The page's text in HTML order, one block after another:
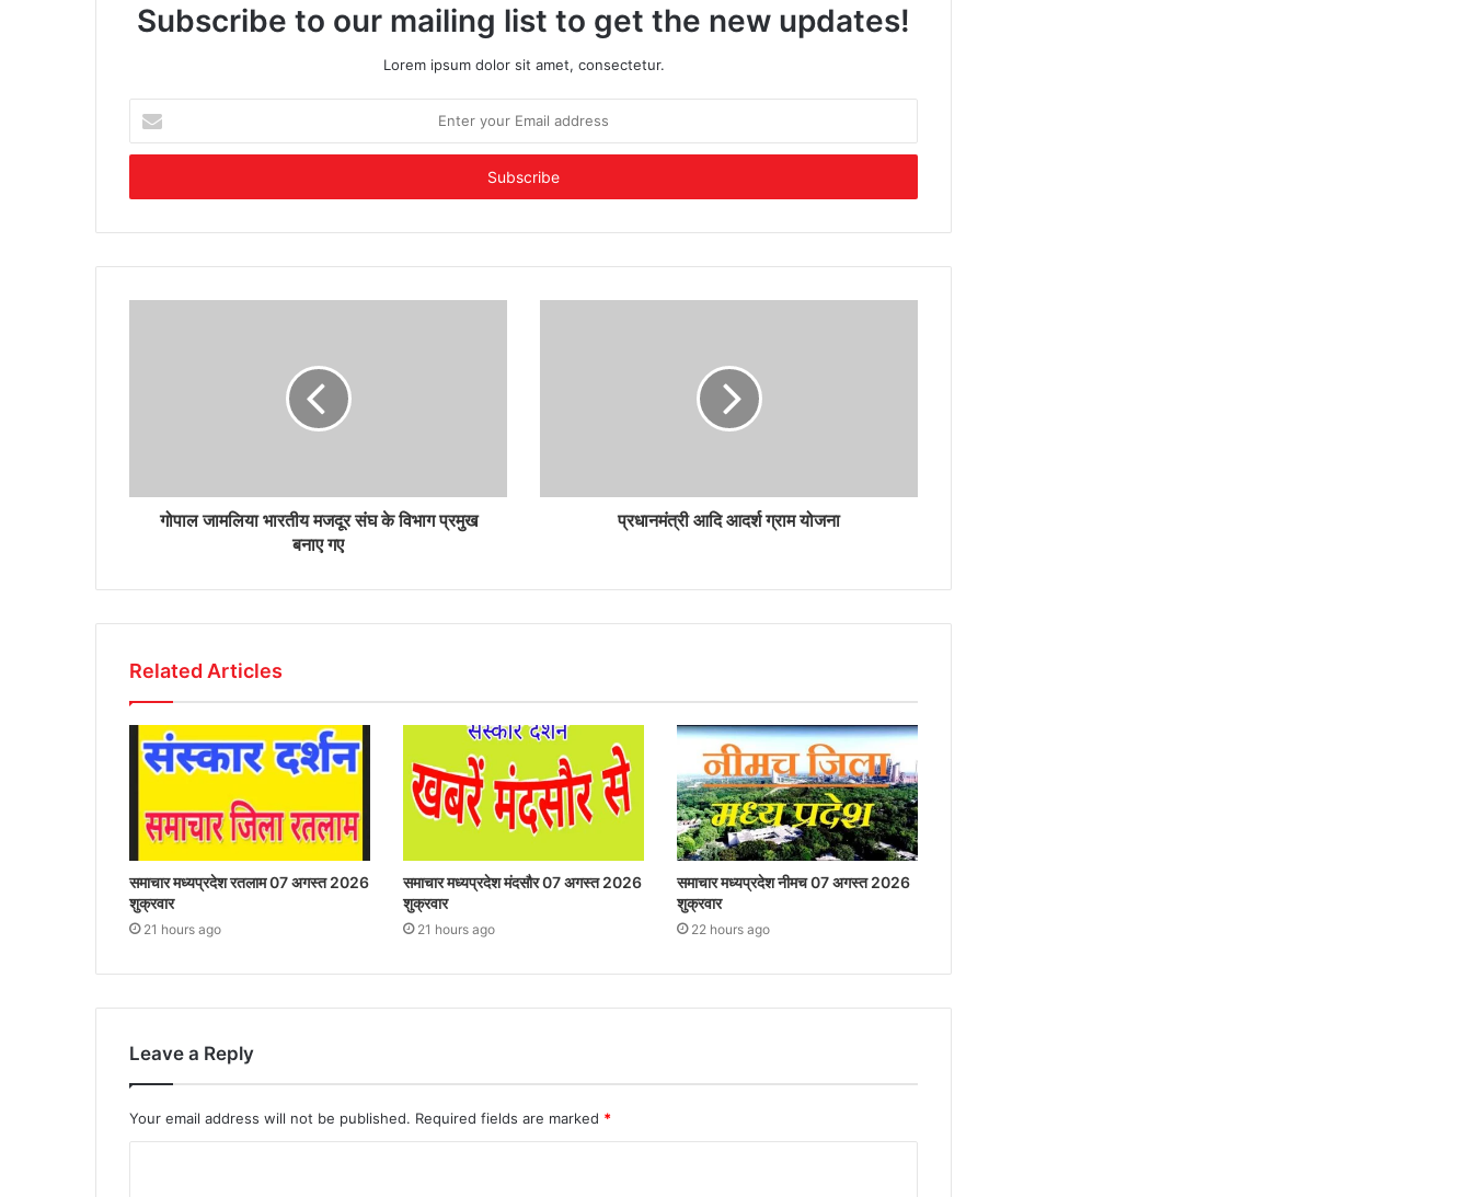
Subscribe to our mailing list to get the new updates!
Lorem ipsum dolor sit amet, consectetur.
your
Email
गोपाल जामलिया भारतीय मजदूर संघ के विभाग प्रमुख
बनाए गए
प्रधानमंत्री आदि आदर्श ग्राम योजना
Related Articles
समाचार मध्यप्रदेश रतलाम 07 अगस्त 2026
शुक्रवार
21 hours ago
समाचार मध्यप्रदेश मंदसौर 07 अगस्त 2026
शुक्रवार
21 hours ago
समाचार मध्यप्रदेश नीमच 07 अगस्त 2026
शुक्रवार
22 hours ago
Leave a Reply
Your email address will not be published. Required fields are marked *